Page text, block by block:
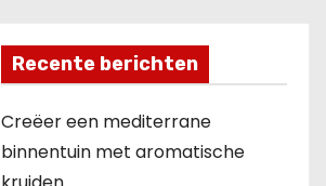
Recente berichten
Creëer een mediterrane
binnentuin met aromatische